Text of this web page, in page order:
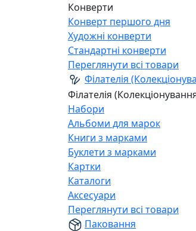
Конверти
Конверт першого дня
Художні конверти
Стандартні конверти
Переглянути всі товари
Філателія
Філателія
Набори
Альбоми для марок
Книги з марками
Буклети з марками
Картки
Каталоги
Аксесуари
Переглянути всі товари
Паковання